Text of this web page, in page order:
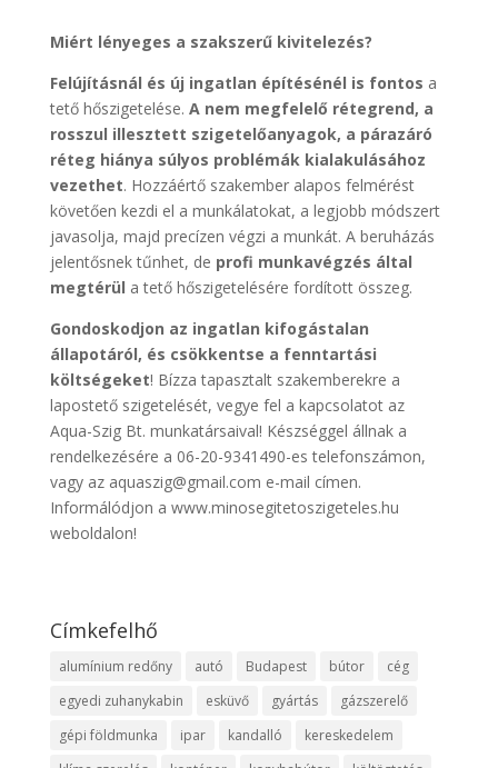
Miért lényeges a szakszerű kivitelezés?
Felújításnál és új ingatlan építésénél is fontos a
tető hőszigetelése. A nem megfelelő rétegrend, a
rosszul illesztett szigetelőanyagok, a párazáró
réteg hiánya súlyos problémák kialakulásához
vezethet. Hozzáértő szakember alapos felmérést
követően kezdi el a munkálatokat, a legjobb módszert
javasolja, majd precízen végzi a munkát. A beruházás
jelentősnek tűnhet, de profi munkavégzés által
megtérül a tető hőszigetelésére fordított összeg.
Gondoskodjon az ingatlan kifogástalan
állapotáról, és csökkentse a fenntartási
költségeket! Bízza tapasztalt szakemberekre a
lapostető szigetelését, vegye fel a kapcsolatot az
Aqua-Szig Bt. munkatársaival! Készséggel állnak a
rendelkezésére a 06-20-9341490-es telefonszámon,
vagy az aquaszig@gmail.com e-mail címen.
Informálódjon a www.minosegitetoszigeteles.hu
weboldalon!
Címkefelhő
alumínium redőny autó Budapest bútor
cég
egyedi zuhanykabin
esküvő gyártás
gázszerelő
gépi földmunka
ipar kandalló
kereskedelem